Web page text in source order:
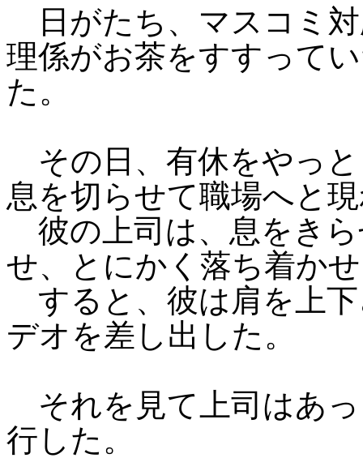
日がたち、マスコミ
理係がお茶をすすって
た。
その日、有休をやっ
息を切らせて職場へと
彼の上司は、息をき
せ、とにかく落ち着か
すると、彼は肩を上
デオを差し出した。
それを見て上司はあ
行した。